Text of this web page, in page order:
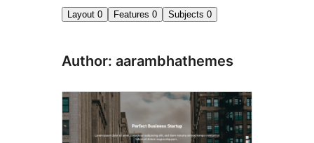
Layout 0 Features 0 Subjects 0
Author: aarambhathemes